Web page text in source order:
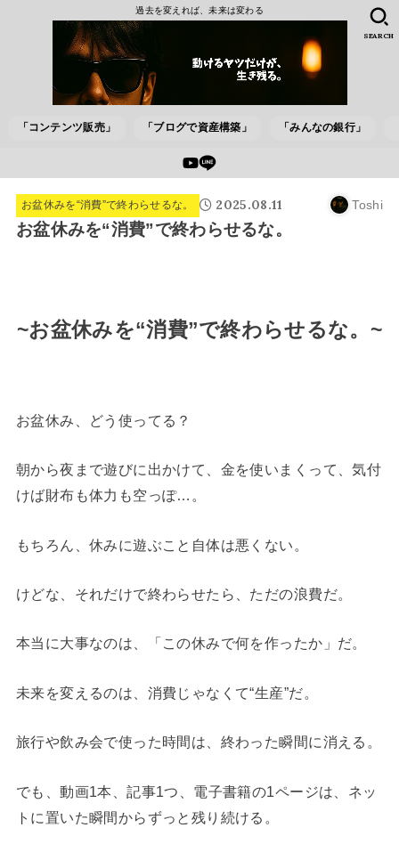
過去を変えれば、未来は変わる
「コンテンツ販売」 「ブログで資産構築」 「みんなの銀行」
SEARCH
お盆休みを“消費”で終わらせるな。 2025.08.11 Toshi
お盆休みを“消費”で終わらせるな。
~お盆休みを“消費”で終わらせるな。~
お盆休み、どう使ってる？
朝から夜まで遊びに出かけて、金を使いまくって、気付
けば財布も体力も空っぽ…。
もちろん、休みに遊ぶこと自体は悪くない。
けどな、それだけで終わらせたら、ただの浪費だ。
本当に大事なのは、「この休みで何を作ったか」だ。
未来を変えるのは、消費じゃなくて“生産”だ。
旅行や飲み会で使った時間は、終わった瞬間に消える。
でも、動画1本、記事1つ、電子書籍の1ページは、ネッ
トに置いた瞬間からずっと残り続ける。